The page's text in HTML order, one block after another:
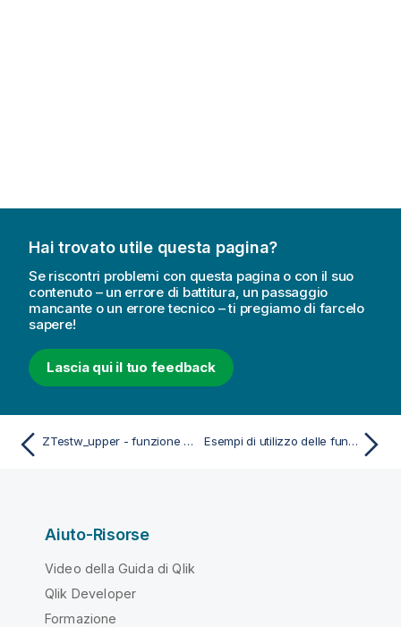
Hai trovato utile questa pagina?
Se riscontri problemi con questa pagina o con il suo
contenuto – un errore di battitura, un passaggio
mancante o un errore tecnico – ti pregiamo di farcelo
sapere!
Lascia qui il tuo feedback
ZTestw_upper - funzione dello script e del grafico Esempi di utilizzo delle funzioni chi2-test nei grafici.
Aiuto-Risorse
Video della Guida di Qlik
Qlik Developer
Formazione